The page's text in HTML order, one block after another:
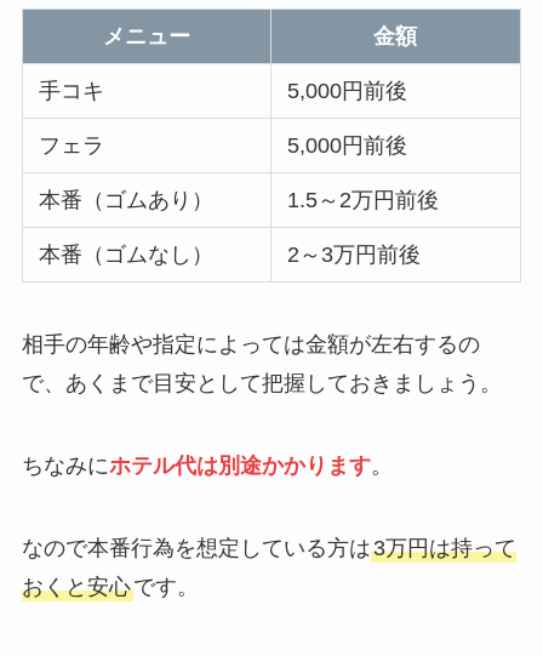
メニュー 金額
手コキ 5,000円前後
フェラ 5,000円前後
本番（ゴムあり） 1.5～2万円前後
本番（ゴムなし） 2～3万円前後
相手の年齢や指定によっては金額が左右するの
で、あくまで目安として把握しておきましょう。
ちなみにホテル代は別途かかります。
なので本番行為を想定している方は3万円は持って
おくと安心です。